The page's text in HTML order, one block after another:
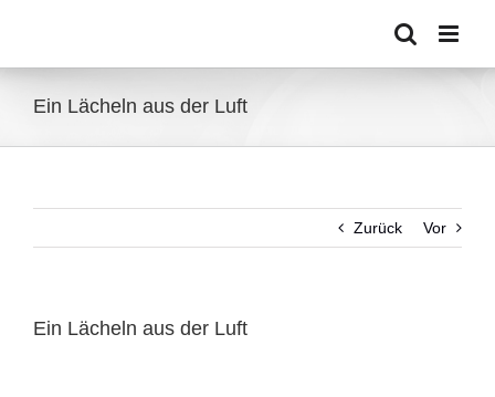
Ein Lächeln aus der Luft
Zurück Vor
Ein Lächeln aus der Luft